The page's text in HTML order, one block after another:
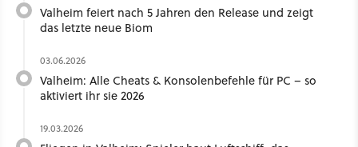
Valheim feiert nach 5 Jahren den Release und zeigt
das letzte neue Biom
03.06.2026
Valheim: Alle Cheats & Konsolenbefehle für PC – so
aktiviert ihr sie 2026
19.03.2026